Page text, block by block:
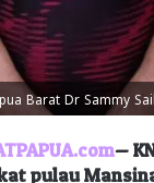
Barat Dr Sammy
—
pulau